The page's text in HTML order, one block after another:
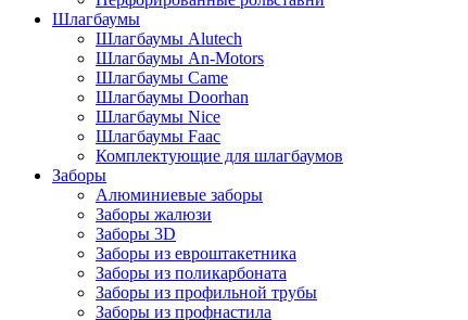
Шлагбаумы
Шлагбаумы Alutech
Шлагбаумы An-Motors
Шлагбаумы Came
Шлагбаумы Doorhan
Шлагбаумы Nice
Шлагбаумы Faac
Комплектующие для шлагбаумов
Заборы
Алюминиевые заборы
Заборы жалюзи
Заборы 3D
Заборы из евроштакетника
Заборы из поликарбоната
Заборы из профильной трубы
Заборы из профнастила